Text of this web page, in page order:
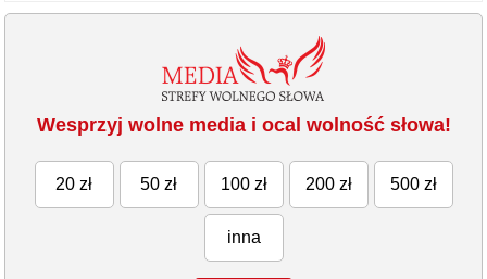
Wesprzyj wolne media i ocal wolność słowa!
20 zł 50 zł 100 zł 200 zł 500 zł
inna